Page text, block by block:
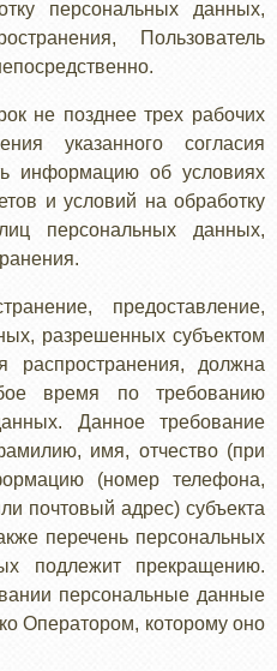
персональных данных,
Пользователь
не позднее трех рабочих
указанного согласия
информацию об условиях
и условий на обработку
персональных данных,
предоставление,
разрешенных субъектом
распространения, должна
время по требованию
Данное требование
имя, отчество (при
(номер телефона,
почтовый адрес) субъекта
перечень персональных
подлежит прекращению.
персональные данные
Оператором, которому оно